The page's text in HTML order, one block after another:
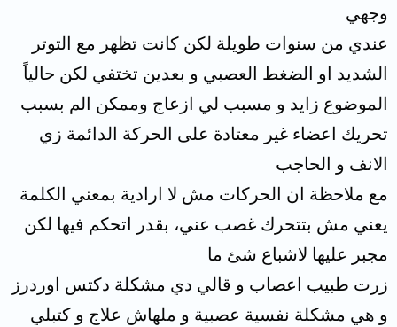
وجهي
عندي من سنوات طويلة لكن كانت تظهر مع التوتر
الشديد او الضغط العصبي و بعدين تختفي لكن حالياً
الموضوع زايد و مسبب لي ازعاج وممكن الم بسبب
تحريك اعضاء غير معتادة على الحركة الدائمة زي
الانف و الحاجب
مع ملاحظة ان الحركات مش لا ارادية بمعني الكلمة
يعني مش بتتحرك غصب عني، بقدر اتحكم فيها لكن
مجبر عليها لاشباع شئ ما
زرت طبيب اعصاب و قالي دي مشكلة دكتس اوردرز
و هي مشكلة نفسية عصبية و ملهاش علاج و كتبلي